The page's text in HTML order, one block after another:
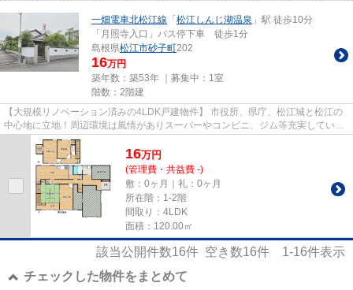
一畑電車北松江線 「 松江しんじ湖温泉 」駅 徒歩10分
「月照寺入口」バス停下車 徒歩1分
島根県松江市砂子町202
16万円
築年数：築53年 ｜募集中： 1室
階数：2階建
【大規模リノベーション済みの4LDK戸建物件】 市役所、県庁、松江城と松江の
中心地に立地！周辺環境は風情がありスーパーやコンビニ、ジム等充実していま
す。そして注目の広さは建物が...
16万円
(管理費・共益費 -)
敷：0ヶ月｜礼：0ヶ月
所在階：1-2階
間取り：4LDK
面積：120.00㎡
該当公開件数16件 空き数16件 1-16件表示
チェックした物件をまとめて